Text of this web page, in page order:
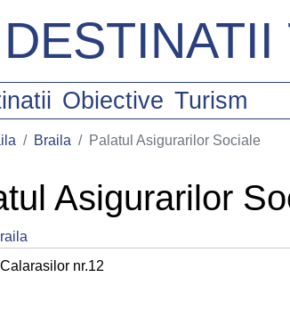
Obiective Turism
Braila Palatul Asigurarilor Sociale
Asigurarilor
nr.12